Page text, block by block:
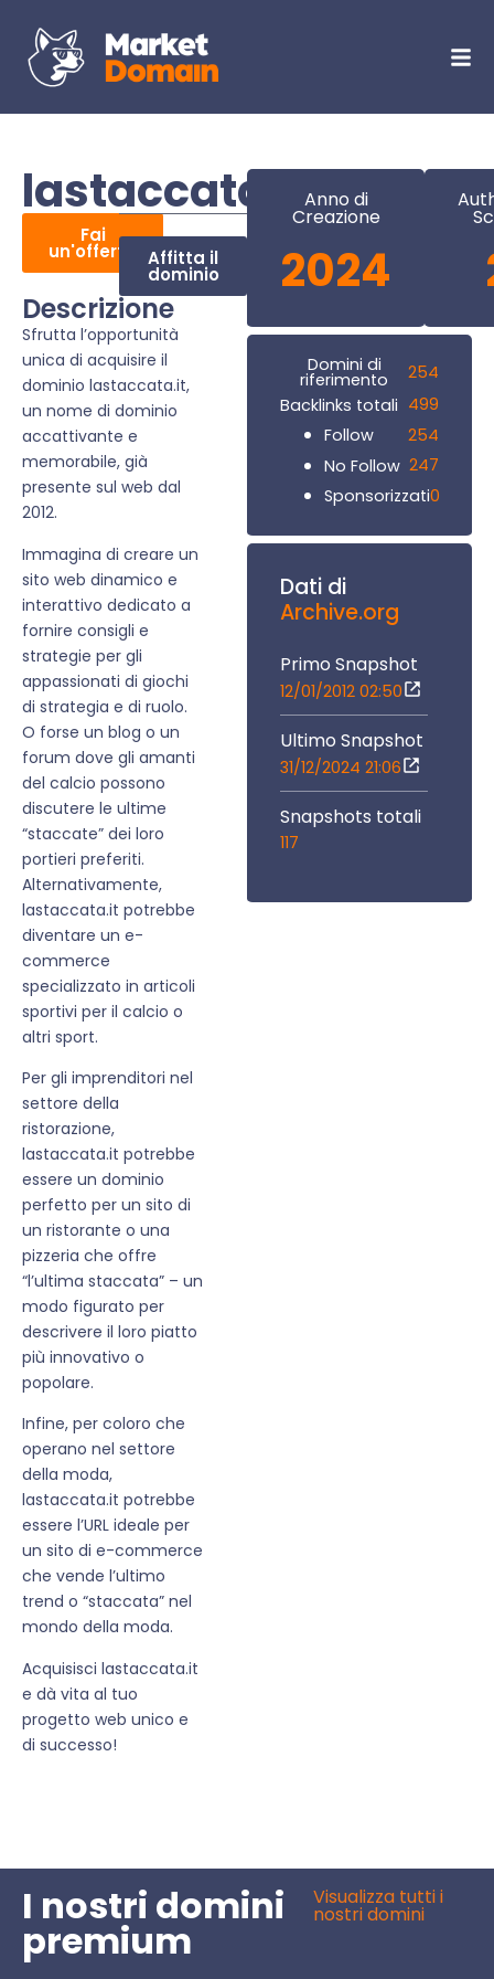
lastaccata.it
Fai
un'offerta Affitta il
dominio
Descrizione
Sfrutta l’opportunità
unica di acquisire il
dominio lastaccata.it,
un nome di dominio
accattivante e
memorabile, già
presente sul web dal
2012.
Immagina di creare un
sito web dinamico e
interattivo dedicato a
fornire consigli e
strategie per gli
appassionati di giochi
di strategia e di ruolo.
O forse un blog o un
forum dove gli amanti
del calcio possono
discutere le ultime
“staccate” dei loro
portieri preferiti.
Alternativamente,
lastaccata.it potrebbe
diventare un e-
commerce
specializzato in articoli
sportivi per il calcio o
altri sport.
Per gli imprenditori nel
settore della
ristorazione,
lastaccata.it potrebbe
essere un dominio
perfetto per un sito di
un ristorante o una
pizzeria che offre
“l’ultima staccata” – un
modo figurato per
descrivere il loro piatto
più innovativo o
popolare.
Infine, per coloro che
operano nel settore
della moda,
lastaccata.it potrebbe
essere l’URL ideale per
un sito di e-commerce
che vende l’ultimo
trend o “staccata” nel
mondo della moda.
Acquisisci lastaccata.it
e dà vita al tuo
progetto web unico e
di successo!
Anno di
Creazione
2024
Domini di
riferimento
254
Backlinks totali 499
Follow
254
No Follow 247
Sponsorizzati0
Dati di
Archive.org
Primo Snapshot
12/01/2012 02:50
Ultimo Snapshot
31/12/2024 21:06
Snapshots totali
117
I nostri domini
premium
Visualizza tutti i
nostri domini